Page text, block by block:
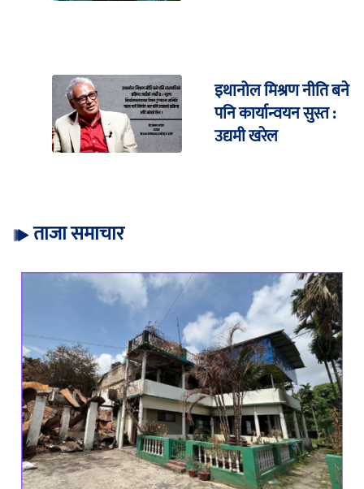
इथानोल मिश्रण नीति बने
पनि कार्यान्वयन सुस्त :
उद्यमी खरेल
ताजा समाचार